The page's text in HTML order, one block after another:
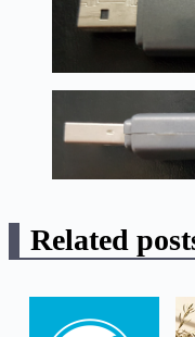
Related